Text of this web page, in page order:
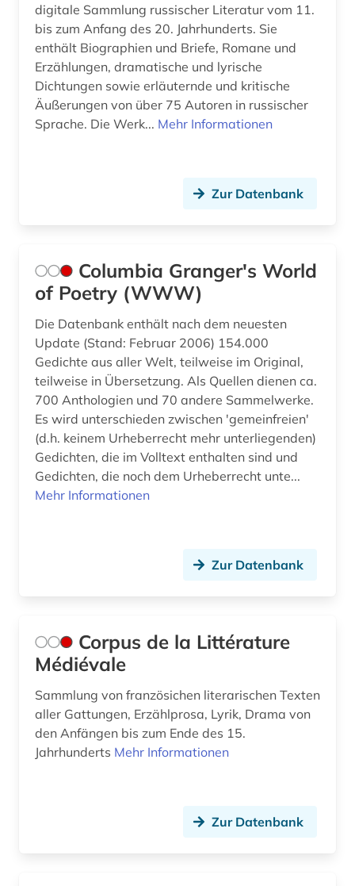
digitale Sammlung russischer Literatur vom 11.
bis zum Anfang des 20. Jahrhunderts. Sie
enthält Biographien und Briefe, Romane und
Erzählungen, dramatische und lyrische
Dichtungen sowie erläuternde und kritische
Äußerungen von über 75 Autoren in russischer
Sprache. Die Werk... Mehr Informationen
Zur Datenbank
Columbia Granger's World
of Poetry (WWW)
Die Datenbank enthält nach dem neuesten
Update (Stand: Februar 2006) 154.000
Gedichte aus aller Welt, teilweise im Original,
teilweise in Übersetzung. Als Quellen dienen ca.
700 Anthologien und 70 andere Sammelwerke.
Es wird unterschieden zwischen 'gemeinfreien'
(d.h. keinem Urheberrecht mehr unterliegenden)
Gedichten, die im Volltext enthalten sind und
Gedichten, die noch dem Urheberrecht unte...
Mehr Informationen
Zur Datenbank
Corpus de la Littérature
Médiévale
Sammlung von französichen literarischen Texten
aller Gattungen, Erzählprosa, Lyrik, Drama von
den Anfängen bis zum Ende des 15.
Jahrhunderts Mehr Informationen
Zur Datenbank